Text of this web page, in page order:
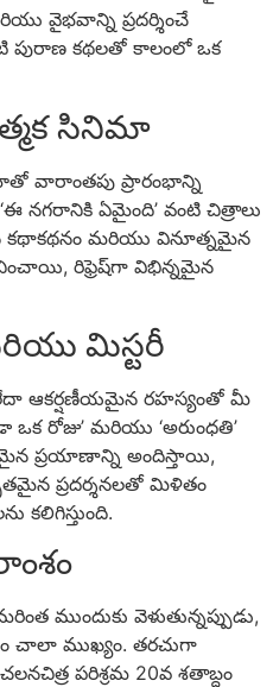
వైభవాన్ని ప్రదర్శించే
పురాణ కథలతో కాలంలో ఒక
సినిమా
వారాంతపు ప్రారంభాన్ని
నగరానికి ఏమైంది’ వంటి చిత్రాలు
కథాకథనం మరియు వినూత్నమైన
రిఫ్రెష్‌గా విభిన్నమైన
మిస్టరీ
ఆకర్షణీయమైన రహస్యంతో మీ
ఒక రోజు’ మరియు ‘అరుంధతి’
ప్రయాణాన్ని అందిస్తాయి,
ప్రదర్శనలతో మిళితం
కలిగిస్తుంది.
ముందుకు వెళుతున్నప్పుడు,
చాలా ముఖ్యం. తరచుగా
పరిశ్రమ 20వ శతాబ్దం